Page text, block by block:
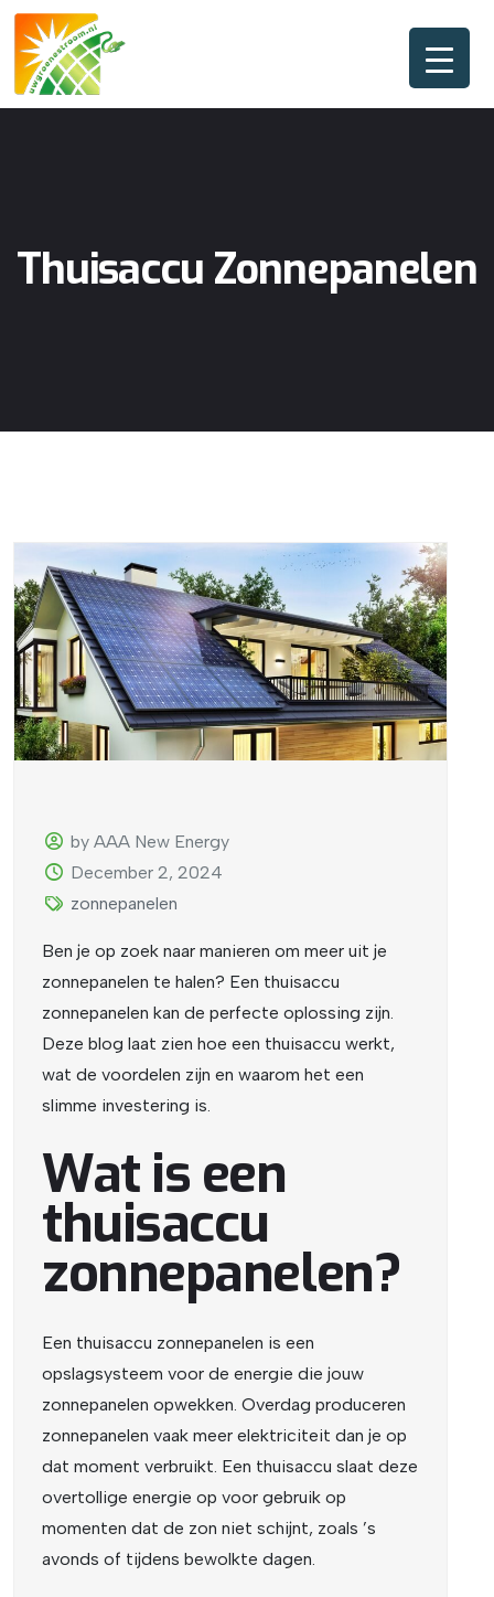
Thuisaccu Zonnepanelen
by AAA New Energy
December 2, 2024
zonnepanelen
Ben je op zoek naar manieren om meer uit je
zonnepanelen te halen? Een thuisaccu
zonnepanelen kan de perfecte oplossing zijn.
Deze blog laat zien hoe een thuisaccu werkt,
wat de voordelen zijn en waarom het een
slimme investering is.
Wat is een
thuisaccu
zonnepanelen?
Een thuisaccu zonnepanelen is een
opslagsysteem voor de energie die jouw
zonnepanelen opwekken. Overdag produceren
zonnepanelen vaak meer elektriciteit dan je op
dat moment verbruikt. Een thuisaccu slaat deze
overtollige energie op voor gebruik op
momenten dat de zon niet schijnt, zoals ’s
avonds of tijdens bewolkte dagen.